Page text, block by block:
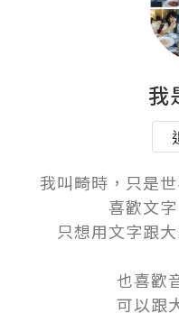
我
我叫畸時，只是
喜歡文
只想用文字跟
也喜歡
可以跟